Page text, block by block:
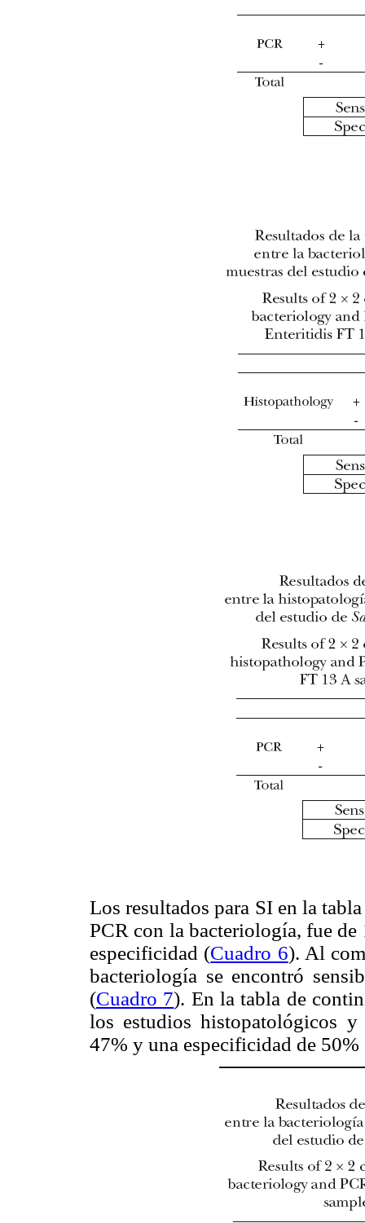
Los resultados para SI en la
PCR con la bacteriología, fue
especificidad (Cuadro 6). Al
bacteriología se encontró
(Cuadro 7). En la tabla de
los estudios histopatológicos
47% y una especificidad de 50%